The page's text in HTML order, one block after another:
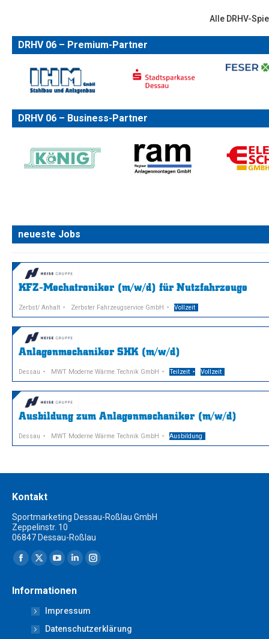
Alle DRHV-
DRHV 06 – Premium-Partner
DRHV 06 – Business-Partner
neueste Jobs
KFZ-Mechatroniker (m/w/d) für Nutzfahrzeuge
Zerbst/ Anhalt Zerbster Fahrzeugservice GmbH Vollzeit
Anlagenmechaniker SHK (m/w/d)
Dessau MWT Moderne Wärme Technik GmbH Teilzeit Vollzeit
Ausbildung zum Anlagenmechaniker (m/w/d)
Dessau MWT Moderne Wärme Technik GmbH Ausbildung
Kontakt
Sportmarketing Dessau-Roßlau GmbH
Zeppelinstr. 10
06847 Dessau-Roßlau
Finden Sie uns auf:
Facebook
opens
new
X
opens
in
new
YouTube
opens
in
new
Linkedin
opens
in
new
Instagram
new
Informationen
Impressum
Datenschutzerklärung